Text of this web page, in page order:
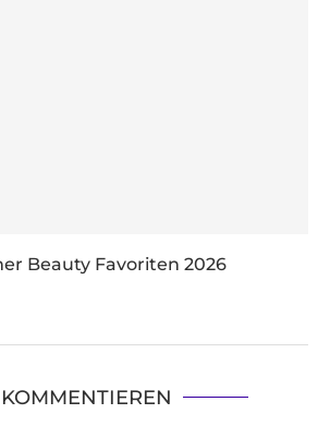
Beauty Favoriten 2026
KOMMENTIEREN